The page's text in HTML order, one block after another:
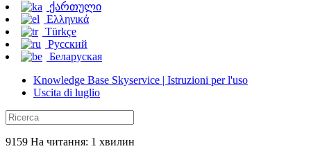
ქართული
Ελληνικά
Türkçe
Русский
Беларуская
Knowledge Base Skyservice | Istruzioni per l'uso
Uscita di luglio
9159 На читання: 1 хвилин